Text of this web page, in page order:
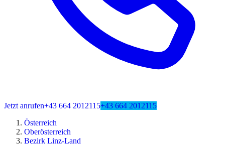
Jetzt anrufen+43 664 2012115+43 664 2012115
Österreich
Oberösterreich
Bezirk Linz-Land